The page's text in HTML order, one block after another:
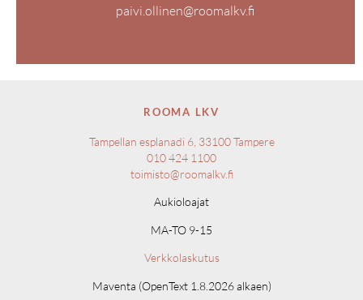
paivi.ollinen@roomalkv.fi
ROOMA LKV
Tampellan esplanadi 6, 33100 Tampere
010 424 1100
toimisto@roomalkv.fi
Aukioloajat
MA-TO 9-15
Verkkolaskutus
Maventa (OpenText 1.8.2026 alkaen)